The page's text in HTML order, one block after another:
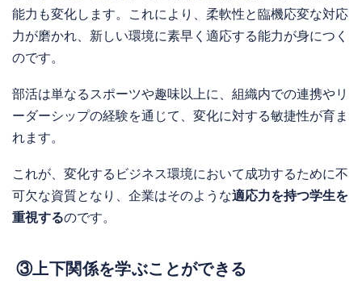
能力も変化します。これにより、柔軟性と臨機応変な対応
力が磨かれ、新しい環境に素早く適応する能力が身につく
のです。
部活は単なるスポーツや趣味以上に、組織内での連携やリ
ーダーシップの経験を通じて、変化に対する敏捷性が育ま
れます。
これが、変化するビジネス環境において成功するために不
可欠な資質となり、企業はそのような適応力を持つ学生を
重視するのです。
③上下関係を学ぶことができる